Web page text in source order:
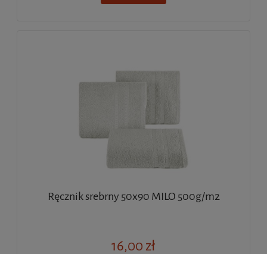
Ręcznik srebrny 50x90 MILO 500g/m2
16,00 zł